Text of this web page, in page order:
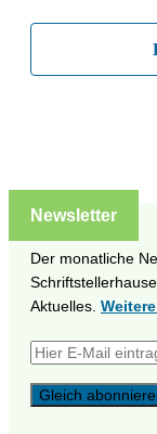
Newsletter
Der monatliche
Aktuelles.